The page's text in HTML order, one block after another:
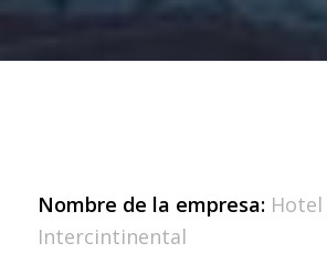
Nombre de la empresa:Hotel
Intercintinental